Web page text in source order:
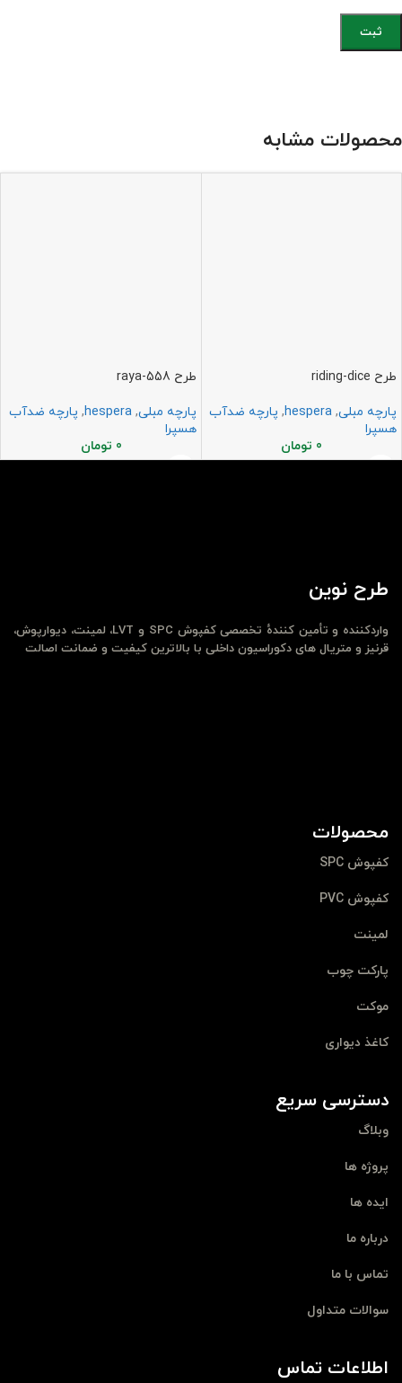
محصولات مشابه
طرح riding-dice
پارچه مبلی,
hespera
, پارچه ضدآب
هسپرا
0 تومان
طرح raya-558
پارچه مبلی,
hespera
, پارچه ضدآب
هسپرا
0 تومان
طرح نوین
واردکننده و تأمین کنندهٔ تخصصی کفپوش SPC و LVT، لمینت، دیوارپوش،
قرنیز و متریال های دکوراسیون داخلی با بالاترین کیفیت و ضمانت اصالت
محصولات
کفپوش SPC
کفپوش PVC
لمینت
پارکت چوب
موکت
کاغذ دیواری
دسترسی سریع
وبلاگ
پروژه ها
ایده ها
درباره ما
تماس با ما
سوالات متداول
اطلاعات تماس